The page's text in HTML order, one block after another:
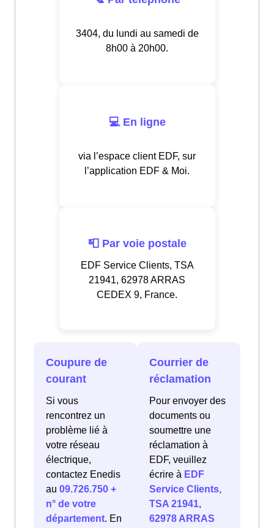
3404, du lundi au samedi de
8h00 à 20h00.
💻 En ligne
via l’espace client EDF, sur
l’application EDF & Moi.
📮 Par voie postale
EDF Service Clients, TSA
21941, 62978 ARRAS
CEDEX 9, France.
Coupure de
courant
Si vous
rencontrez un
problème lié à
votre réseau
électrique,
contactez Enedis
au 09.726.750 +
n° de votre
département. En
Courrier de
réclamation
Pour envoyer des
documents ou
soumettre une
réclamation à
EDF, veuillez
écrire à EDF
Service Clients,
TSA 21941,
62978 ARRAS